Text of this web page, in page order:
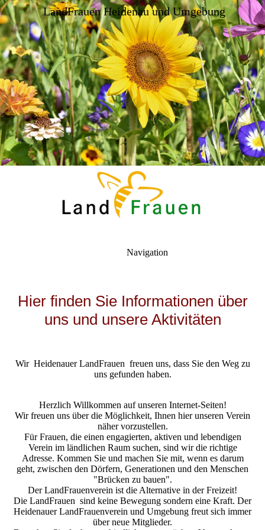
LandFrauen Heidenau und Umgebung
Navigation
Hier finden Sie Informationen über
uns und unsere Aktivitäten
Wir Heidenauer LandFrauen freuen uns, dass Sie den Weg zu
uns gefunden haben.
Herzlich Willkommen auf unseren Internet-Seiten!
Wir freuen uns über die Möglichkeit, Ihnen hier unseren Verein
näher vorzustellen.
Für Frauen, die einen engagierten, aktiven und lebendigen
Verein im ländlichen Raum suchen, sind wir die richtige
Adresse. Kommen Sie und machen Sie mit, wenn es darum
geht, zwischen den Dörfern, Generationen und den Menschen
"Brücken zu bauen".
Der LandFrauenverein ist die Alternative in der Freizeit!
Die LandFrauen sind keine Bewegung sondern eine Kraft. Der
Heidenauer LandFrauenverein und Umgebung freut sich immer
über neue Mitglieder.